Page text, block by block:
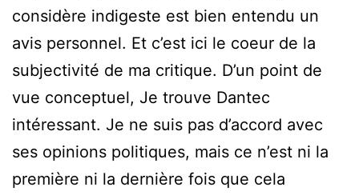
considère indigeste est bien entendu un
avis personnel. Et c’est ici le coeur de la
subjectivité de ma critique. D’un point de
vue conceptuel, Je trouve Dantec
intéressant. Je ne suis pas d’accord avec
ses opinions politiques, mais ce n’est ni la
première ni la dernière fois que cela